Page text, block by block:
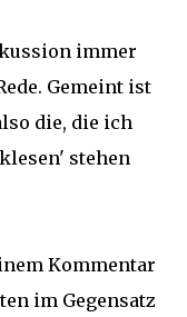
immer
Gemeint ist
die, die ich
stehen
Kommentar
im Gegensatz